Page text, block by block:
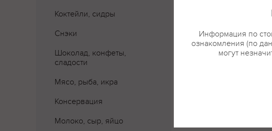
Коктейли, сидры
Снэки
Шоколад, конфеты,
сладости
Мясо, рыба, икра
Консервация
Молоко, сыр, яйцо
Информация по
ознакомления (по
могут